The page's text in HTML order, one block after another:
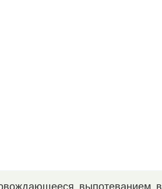
выпотеванием в